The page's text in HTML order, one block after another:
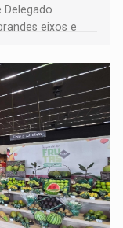
eixos e